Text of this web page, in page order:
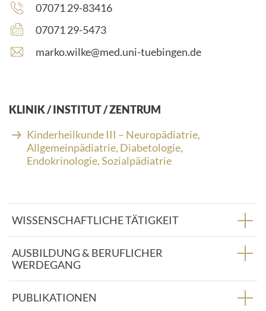
Telefonnummer:
07071 29-83416
Faxnummer:
07071 29-5473
E
i
l
-
A
d
r
s
e
:
marko.wilke@med.uni-tuebingen.de
KLINIK / INSTITUT / ZENTRUM
Kinderheilkunde III – Neuropädiatrie,
Allgemeinpädiatrie, Diabetologie,
Endokrinologie, Sozialpädiatrie
WISSENSCHAFTLICHE TÄTIGKEIT
AUSBILDUNG & BERUFLICHER
WERDEGANG
PUBLIKATIONEN